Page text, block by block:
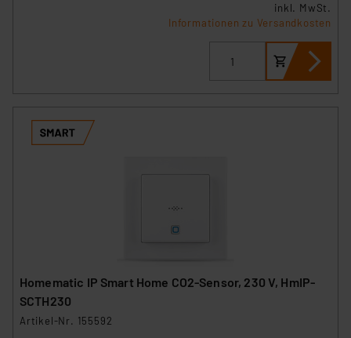
inkl. MwSt.
Informationen zu Versandkosten
Homematic IP Smart Home CO2-Sensor, 230 V, HmIP-
SCTH230
Artikel-Nr. 155592